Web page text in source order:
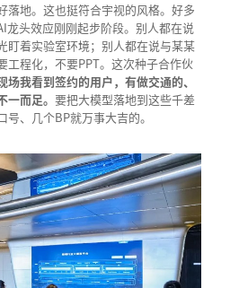
落地。这也挺符合宇视的风格。好多
龙头效应刚刚起步阶段。别人都在说
盯着实验室环境；别人都在说与某某
工程化，不要PPT。这次种子合作伙
场我看到签约的用户，有做交通的、
一而足。要把大模型落地到这些千差
、几个BP就万事大吉的。